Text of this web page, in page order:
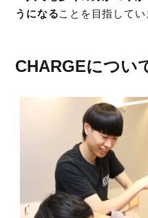
うになることを目指してい
CHARGEについ